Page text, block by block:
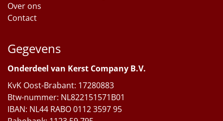
Over ons
Contact
Gegevens
Onderdeel van Kerst Company B.V.
KvK Oost-Brabant: 17280883
Btw-nummer: NL822151571B01
IBAN: NL44 RABO 0112 3597 95